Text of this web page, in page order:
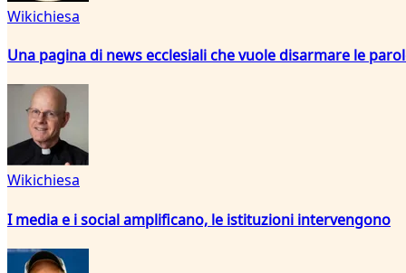
Wikichiesa
Una pagina di news ecclesiali che vuole disarmare le
Wikichiesa
I media e i social amplificano, le istituzioni intervengono